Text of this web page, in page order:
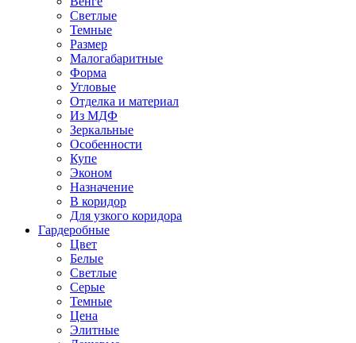
Светлые
Темные
Размер
Малогабаритные
Форма
Угловые
Отделка и материал
Из МДФ
Зеркальные
Особенности
Купе
Эконом
Назначение
В коридор
Для узкого коридора
Гардеробные
Цвет
Белые
Светлые
Серые
Темные
Цена
Элитные